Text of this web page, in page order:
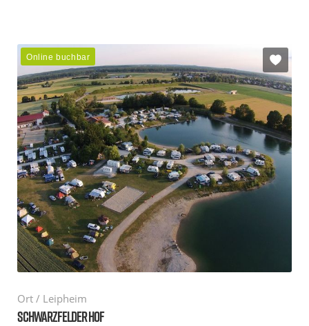
Online buchbar
Ort / Leipheim
SCHWARZFELDER HOF